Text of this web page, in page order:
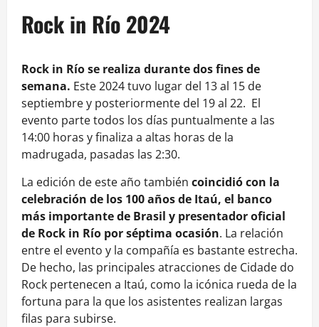
Rock in Río 2024
Rock in Río se realiza durante dos fines de
semana. Este 2024 tuvo lugar del 13 al 15 de
septiembre y posteriormente del 19 al 22. El
evento parte todos los días puntualmente a las
14:00 horas y finaliza a altas horas de la
madrugada, pasadas las 2:30.
La edición de este año también coincidió con la
celebración de los 100 años de Itaú, el banco
más importante de Brasil y presentador oficial
de Rock in Río por séptima ocasión. La relación
entre el evento y la compañía es bastante estrecha.
De hecho, las principales atracciones de Cidade do
Rock pertenecen a Itaú, como la icónica rueda de la
fortuna para la que los asistentes realizan largas
filas para subirse.